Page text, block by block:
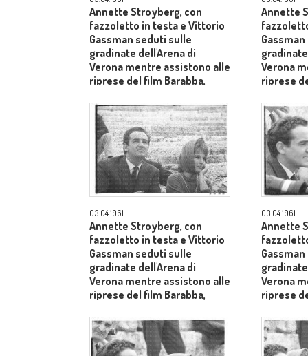
Annette Stroyberg, con
fazzoletto in testa e Vittorio
Gassman seduti sulle
gradinate dell'Arena di
Verona mentre assistono alle
riprese del film Barabba,
Laurentiis - medio primo
piano
Annette
Verona
riprese
03.04.1961
Annette Stroyberg, con
fazzoletto in testa e Vittorio
Gassman seduti sulle
gradinate dell'Arena di
Verona mentre assistono alle
riprese del film Barabba,
Laurentiis - piano medio
03.04.1961
Annette
Verona
riprese